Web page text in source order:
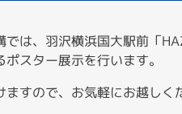
は、羽沢横浜国大駅前「
スター展示を行います。
すので、お気軽にお越しく